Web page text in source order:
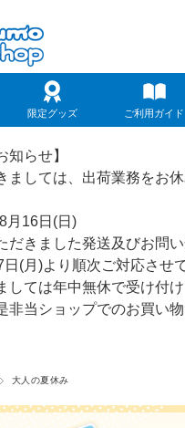
限定グッズ ご利用ガイド
知らせ】
ましては、出荷業務をお
月16日(日)
だきました発送及びお問
(月)より順次ご対応させ
しては年中無休で受け付
非当ショップでのお買い
大人の夏休み